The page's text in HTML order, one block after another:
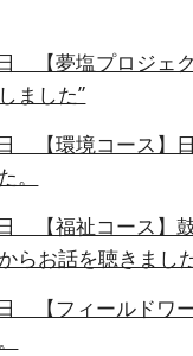
【夢塩プロジェ
ました”
【環境コース】
。
【福祉コース】
らお話を聴きました
【フィールドワ